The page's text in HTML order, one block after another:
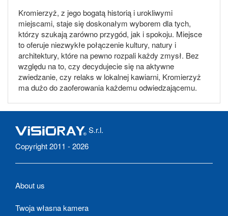
Kromierzyż, z jego bogatą historią i urokliwymi
miejscami, staje się doskonałym wyborem dla tych,
którzy szukają zarówno przygód, jak i spokoju. Miejsce
to oferuje niezwykłe połączenie kultury, natury i
architektury, które na pewno rozpali każdy zmysł. Bez
względu na to, czy decydujecie się na aktywne
zwiedzanie, czy relaks w lokalnej kawiarni, Kromierzyż
ma dużo do zaoferowania każdemu odwiedzającemu.
S.r.l.
Copyright 2011 - 2026
About us
Twoja własna kamera